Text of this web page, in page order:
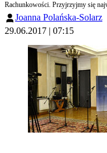
Rachunkowości. Przyjrzyjmy się
Joanna Polańska-Solarz
29.06.2017 | 07:15